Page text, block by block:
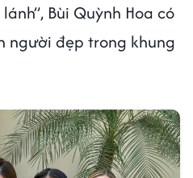
Bùi Quỳnh Hoa có
người đẹp trong khung